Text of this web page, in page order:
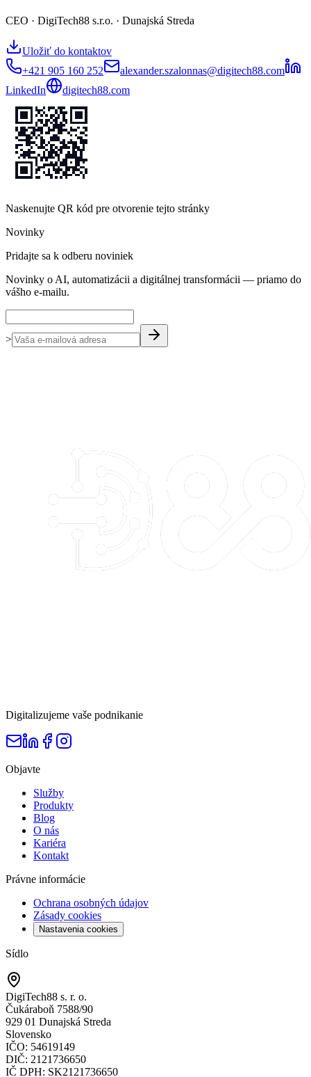
CEO · DigiTech88 s.r.o. · Dunajská Streda
Uložiť do kontaktov
+421 905 160 252
alexander.szalonnas@digitech88.com
LinkedIn
digitech88.com
Naskenujte QR kód pre otvorenie tejto stránky
Novinky
Pridajte sa k odberu noviniek
Novinky o AI, automatizácii a digitálnej transformácii — priamo do
vášho e-mailu.
>
Digitalizujeme vaše podnikanie
Objavte
Služby
Produkty
Blog
O nás
Kariéra
Kontakt
Právne informácie
Ochrana osobných údajov
Zásady cookies
Nastavenia cookies
Sídlo
DigiTech88 s. r. o.
Čukáraboň 7588/90
929 01 Dunajská Streda
Slovensko
IČO: 54619149
DIČ: 2121736650
IČ DPH: SK2121736650